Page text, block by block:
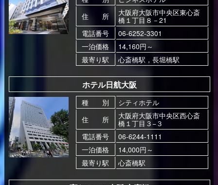
住 所
大阪府大阪市中央区東心斎
橋１丁目８－21
電話番号
06-6252-3301
一泊価格
14,160円～
最寄り駅
心斎橋駅，長堀橋駅
ホテル日航大阪
種 別
シティホテル
住 所
大阪府大阪市中央区西心斎
橋１丁目３−３
電話番号
06-6244-1111
一泊価格
14,000円～
最寄り駅
心斎橋駅